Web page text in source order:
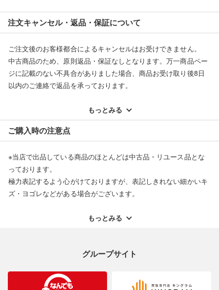
弊社（株式会社オカモトＲＭＣ）の商品画像や文章を無断盗用し
た『偽装サイト』を確認しておりますが、
注文キャンセル・返品・保証について
ご注文後のお客様都合によるキャンセルはお受けできません。
中古商品のため、原則返品・保証なしとなります。万一商品ペー
ジに記載のない不具合がありました場合、商品お受け取り後8日
以内のご連絡で返品を承っております。
配送料ともに当社負担で対応いたします。
※オンラインストアで購入頂いた商品は、店頭での返品はお受け
できません。また、商品の修理及び交換に関しては承ることがで
返品・交換について
もっとみる
ご購入時の注意点
※当店で出品している商品のほとんどは中古品・リユース品とな
っております。
極力表記するよう心がけておりますが、表記しきれない細かいキ
ズ・ヨゴレなどがある場合がございます。
ご理解くださいますようお願い申し上げます。
合がございますのでご了承ください。
もっとみる
グループサイト